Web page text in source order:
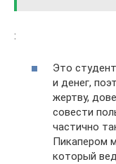
:
Это
и денег,
жертву,
совести
частично
Пикапером
который